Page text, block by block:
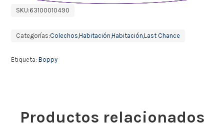
SKU:63100010490
Categorías:Colechos,Habitación,Habitación,Last Chance
Etiqueta:Boppy
Productos relacionados